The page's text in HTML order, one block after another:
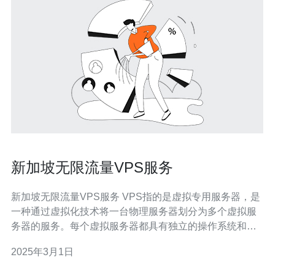
新加坡无限流量VPS服务
新加坡无限流量VPS服务 VPS指的是虚拟专用服务器，是
一种通过虚拟化技术将一台物理服务器划分为多个虚拟服
务器的服务。每个虚拟服务器都具有独立的操作系统和资
务。 新加坡是东南亚地区的科技中心，拥有优越的网络基
2025年3月1日